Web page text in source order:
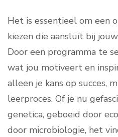
Het is essentieel om een
kiezen die aansluit bij
Door een programma te
wat jou motiveert en
alleen je kans op succes,
leerproces. Of je nu
genetica, geboeid door
door microbiologie, het